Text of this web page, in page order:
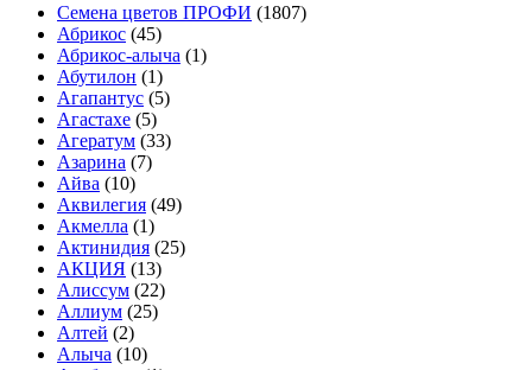
Cемена цветов ПРОФИ (1807)
Абрикос (45)
Абрикос-алыча (1)
Абутилон (1)
Агапантус (5)
Агастахе (5)
Агератум (33)
Азарина (7)
Айва (10)
Аквилегия (49)
Акмелла (1)
Актинидия (25)
АКЦИЯ (13)
Алиссум (22)
Аллиум (25)
Алтей (2)
Алыча (10)